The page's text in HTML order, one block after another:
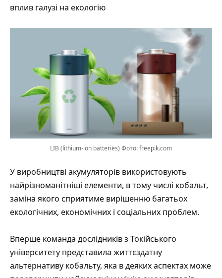
вплив галузі на екологію
LIB (lithium-ion batteries) Фото: freepik.com
У виробництві акумуляторів використовують
найрізноманітніші елементи, в тому числі кобальт,
заміна якого сприятиме вирішенню багатьох
екологічних, економічних і соціальних проблем.
Вперше команда дослідників з Токійського
університету представила життєздатну
альтернативу кобальту, яка в деяких аспектах може